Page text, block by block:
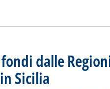
dalle
Sicilia . Sottotitolo: La 173ma
. Pubblicata martedì 07